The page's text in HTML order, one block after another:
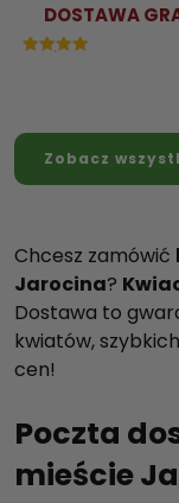
DOSTAWA
Zobacz
Chcesz zamówić
Jarocina?
Dostawa to
kwiatów,
cen!
Poczta
mieście